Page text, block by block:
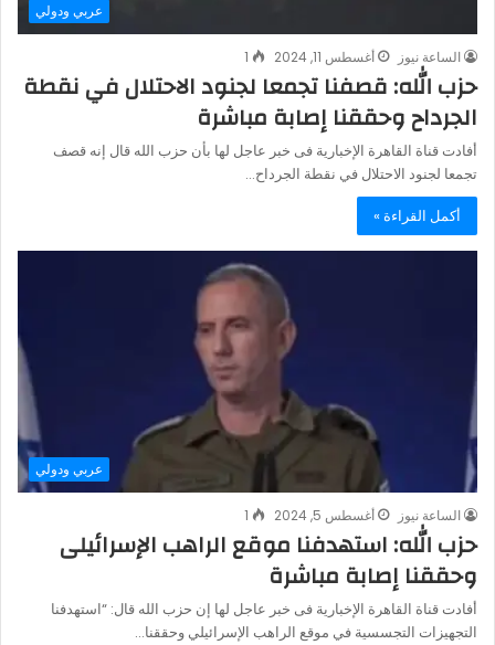
عربي ودولي
الساعة نيوز أغسطس 11, 2024 1
حزب الله: قصفنا تجمعا لجنود الاحتلال في نقطة
الجرداح وحققنا إصابة مباشرة
أفادت قناة القاهرة الإخبارية فى خبر عاجل لها بأن حزب الله قال إنه قصف
تجمعا لجنود الاحتلال في نقطة الجرداح…
أكمل القراءة »
عربي ودولي
الساعة نيوز أغسطس 5, 2024 1
حزب الله: استهدفنا موقع الراهب الإسرائيلى
وحققنا إصابة مباشرة
أفادت قناة القاهرة الإخبارية فى خبر عاجل لها إن حزب الله قال: “استهدفنا
التجهيزات التجسسية في موقع الراهب الإسرائيلي وحققنا…